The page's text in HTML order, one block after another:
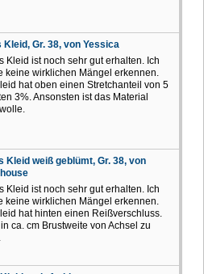
Kleid, Gr. 38, von Yessica
Kleid ist noch sehr gut erhalten. Ich
keine wirklichen Mängel erkennen.
hat oben einen Stretchanteil von 5
3%. Ansonsten ist das Material
Kleid weiß geblümt, Gr. 38, von
Kleid ist noch sehr gut erhalten. Ich
keine wirklichen Mängel erkennen.
hat hinten einen Reißverschluss.
ca. cm Brustweite von Achsel zu